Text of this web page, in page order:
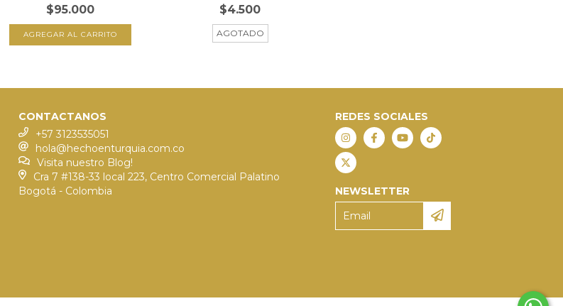
$95.000 $4.500
AGOTADO
CONTACTANOS
+57 3123535051
hola@hechoenturquia.com.co
Visita nuestro Blog!
Cra 7 #138-33 local 223, Centro Comercial Palatino
Bogotá - Colombia
REDES SOCIALES
NEWSLETTER